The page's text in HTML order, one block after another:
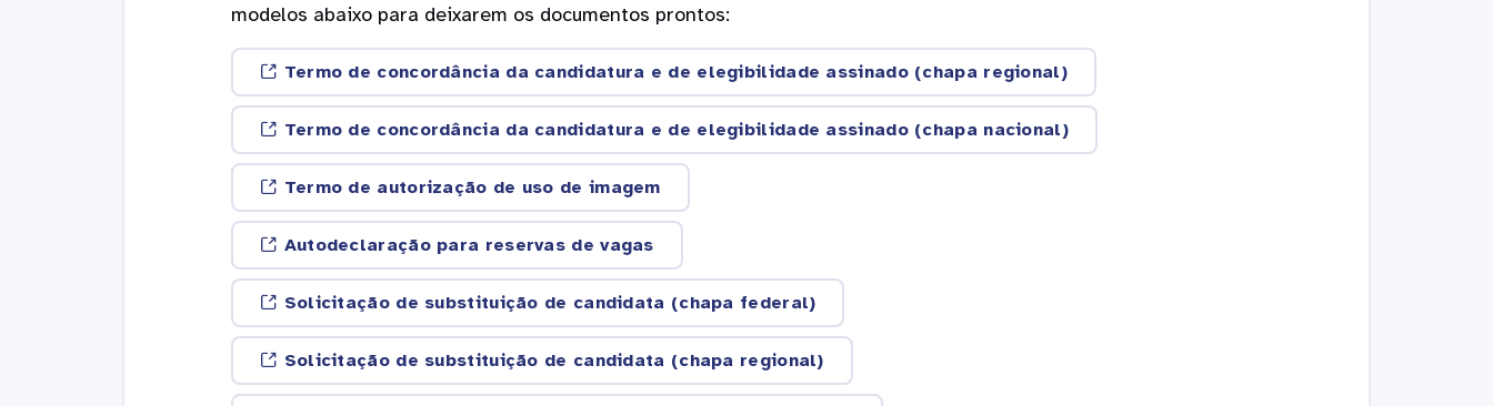
modelos abaixo para deixarem os documentos prontos:
Termo de concordância da candidatura e de elegibilidade assinado (chapa regional)
Termo de concordância da candidatura e de elegibilidade assinado (chapa nacional)
Termo de autorização de uso de imagem
Autodeclaração para reservas de vagas
Solicitação de substituição de candidata (chapa federal)
Solicitação de substituição de candidata (chapa regional)